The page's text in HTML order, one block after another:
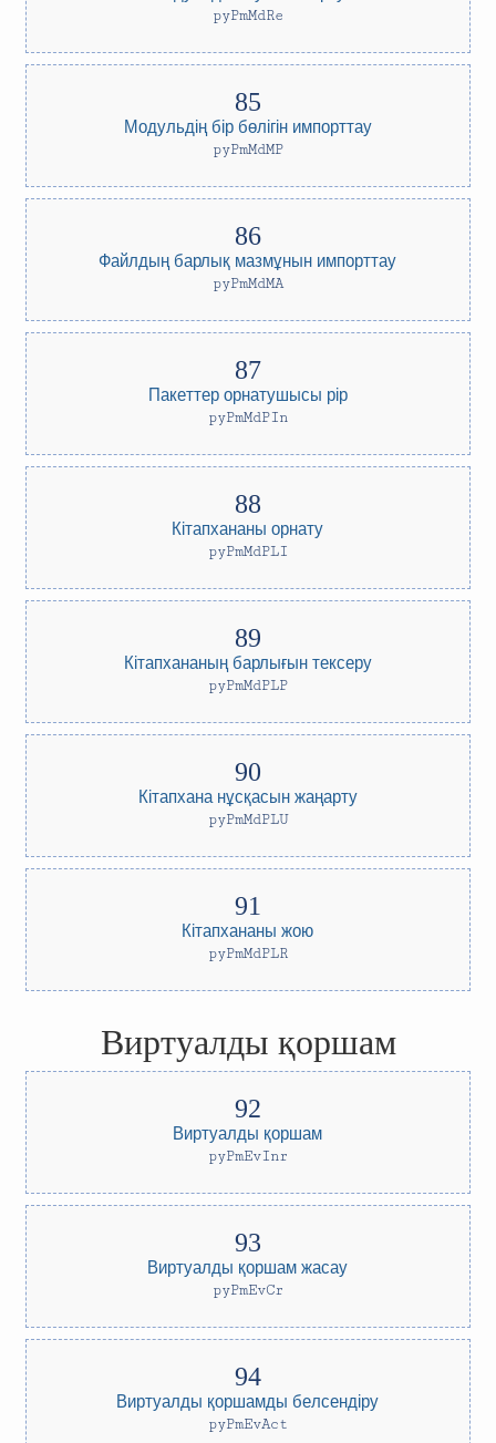
pyPmMdRe
Модульдің бір бөлігін импорттау
pyPmMdMP
Файлдың барлық мазмұнын импорттау
pyPmMdMA
Пакеттер орнатушысы pip
pyPmMdPIn
Кітапхананы орнату
pyPmMdPLI
Кітапхананың барлығын тексеру
pyPmMdPLP
Кітапхана нұсқасын жаңарту
pyPmMdPLU
Кітапхананы жою
pyPmMdPLR
Виртуалды қоршам
Виртуалды қоршам
pyPmEvInr
Виртуалды қоршам жасау
pyPmEvCr
Виртуалды қоршамды белсендіру
pyPmEvAct